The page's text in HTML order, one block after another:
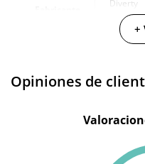
Diverty
Sex
Natural
+
Opiniones de